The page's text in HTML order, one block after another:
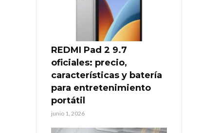
REDMI Pad 2 9.7
oficiales: precio,
características y batería
para entretenimiento
portátil
junio 1, 2026